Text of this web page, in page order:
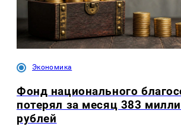
Экономика
Фонд национального
потерял за месяц 383
рублей